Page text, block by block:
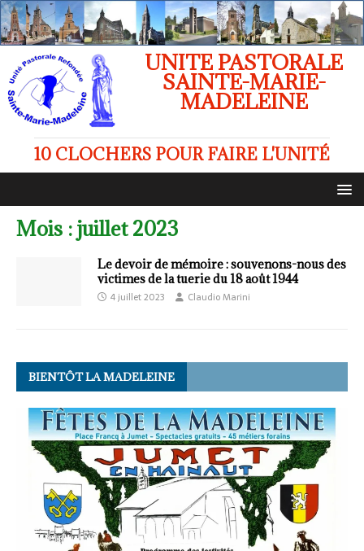
UNITE PASTORALE
SAINTE-MARIE-
MADELEINE
10 CLOCHERS POUR FAIRE L'UNITÉ
Mois :juillet 2023
Le devoir de mémoire : souvenons-nous des
victimes de la tuerie du 18 août 1944
4 juillet 2023 Claudio Marini
BIENTÔT LA MADELEINE